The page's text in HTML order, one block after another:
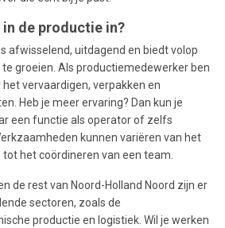
de productie in?
afwisselend, uitdagend en biedt volop
groeien. Als productiemedewerker ben
vervaardigen, verpakken en
Heb je meer ervaring? Dan kun je
een functie als operator of zelfs
kunnen variëren van het
het coördineren van een team.
de rest van Noord-Holland Noord zijn er
sectoren, zoals de
productie en logistiek. Wil je werken